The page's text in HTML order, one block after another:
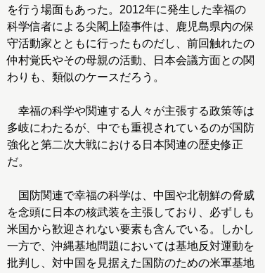
を行う場面もあった。2012年に発生した幸福の
科学信者による尖閣上陸事件は、鹿児島県内の保
守活動家とともに行ったものだし、前回触れたの
仲村覚氏やその母親の活動、日本会議方面との関
わりも、類似のケースだろう。
幸福の科学や関連する人々が主張する政策等は
多岐にわたるが、中でも重視されているのが国防
強化と第二次大戦における日本関連の歴史修正
だ。
国防関連で幸福の科学は、中国や北朝鮮の脅威
を念頭に日本の核武装を主張しており、必ずしも
米国から歓迎されない要素も含んでいる。しかし
一方で、沖縄基地問題においては基地反対運動を
批判し、対中国を見据えた国防のための米軍基地